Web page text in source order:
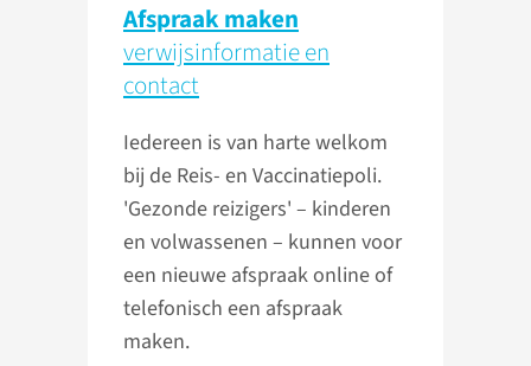
Afspraak maken
verwijs­informatie en
contact
Iedereen is van harte welkom
bij de Reis- en Vaccinatiepoli.
'Gezonde reizigers' – kinderen
en volwassenen – kunnen voor
een nieuwe afspraak online of
telefonisch een afspraak
maken.